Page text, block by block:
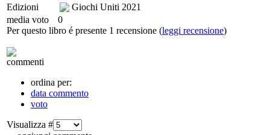
Edizioni
Giochi Uniti 2021
media voto
0
Per questo libro é presente 1 recensione (leggi recensione)
commenti
ordina per:
data commento
voto
Visualizza #